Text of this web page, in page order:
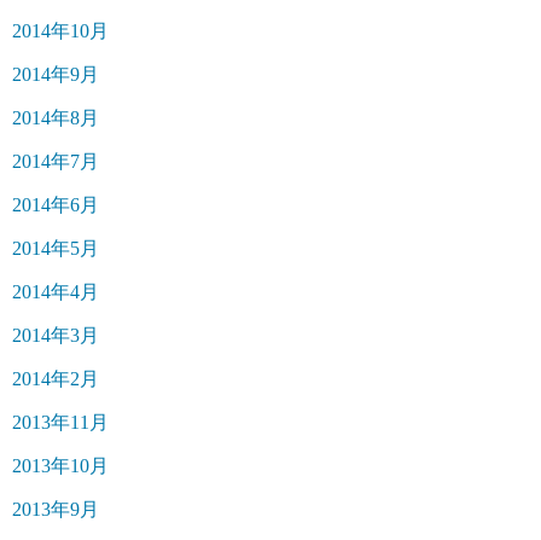
2014年10月
2014年9月
2014年8月
2014年7月
2014年6月
2014年5月
2014年4月
2014年3月
2014年2月
2013年11月
2013年10月
2013年9月